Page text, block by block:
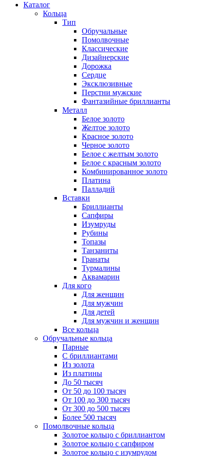
Каталог
Кольца
Тип
Обручальные
Помолвочные
Классические
Дизайнерские
Дорожка
Сердце
Эксклюзивные
Перстни мужские
Фантазийные бриллианты
Металл
Белое золото
Желтое золото
Красное золото
Черное золото
Белое с желтым золото
Белое с красным золото
Комбинированное золото
Платина
Палладий
Вставки
Бриллианты
Сапфиры
Изумруды
Рубины
Топазы
Танзаниты
Гранаты
Турмалины
Аквамарин
Для кого
Для женщин
Для мужчин
Для детей
Для мужчин и женщин
Все кольца
Обручальные кольца
Парные
С бриллиантами
Из золота
Из платины
До 50 тысяч
От 50 до 100 тысяч
От 100 до 300 тысяч
От 300 до 500 тысяч
Более 500 тысяч
Помолвочные кольца
Золотое кольцо с бриллиантом
Золотое кольцо с сапфиром
Золотое кольцо с изумрудом